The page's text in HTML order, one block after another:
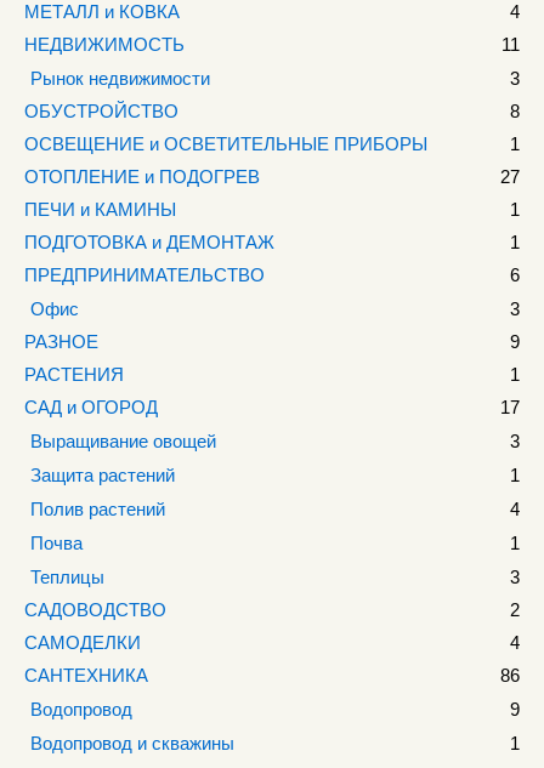
МЕТАЛЛ и КОВКА
4
НЕДВИЖИМОСТЬ
11
Рынок недвижимости
3
ОБУСТРОЙСТВО
8
ОСВЕЩЕНИЕ и ОСВЕТИТЕЛЬНЫЕ ПРИБОРЫ
1
ОТОПЛЕНИЕ и ПОДОГРЕВ
27
ПЕЧИ и КАМИНЫ
1
ПОДГОТОВКА и ДЕМОНТАЖ
1
ПРЕДПРИНИМАТЕЛЬСТВО
6
Офис
3
РАЗНОЕ
9
РАСТЕНИЯ
1
САД и ОГОРОД
17
Выращивание овощей
3
Защита растений
1
Полив растений
4
Почва
1
Теплицы
3
САДОВОДСТВО
2
САМОДЕЛКИ
4
САНТЕХНИКА
86
Водопровод
9
Водопровод и скважины
1